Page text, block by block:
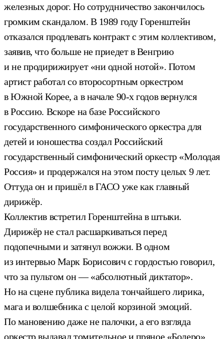
железных дорог. Но сотрудничество закончилось
громким скандалом. В 1989 году Горенштейн
отказался продлевать контракт с этим коллективом,
заявив, что больше не приедет в Венгрию
и не продирижирует «ни одной нотой». Потом
артист работал со второсортным оркестром
в Южной Корее, а в начале 90-х годов вернулся
в Россию. Вскоре на базе Российского
государственного симфонического оркестра для
детей и юношества создал Российский
государственный симфонический оркестр «Молодая
Россия» и продержался на этом посту целых 9 лет.
Оттуда он и пришёл в ГАСО уже как главный
дирижёр.
Коллектив встретил Горенштейна в штыки.
Дирижёр не стал расшаркиваться перед
подопечными и затянул вожжи. В одном
из интервью Марк Борисович с гордостью говорил,
что за пультом он — «абсолютный диктатор».
Но на сцене публика видела тончайшего лирика,
мага и волшебника с целой корзиной эмоций.
По мановению даже не палочки, а его взгляда
оркестр выдавал томительное и пряное «Болеро»